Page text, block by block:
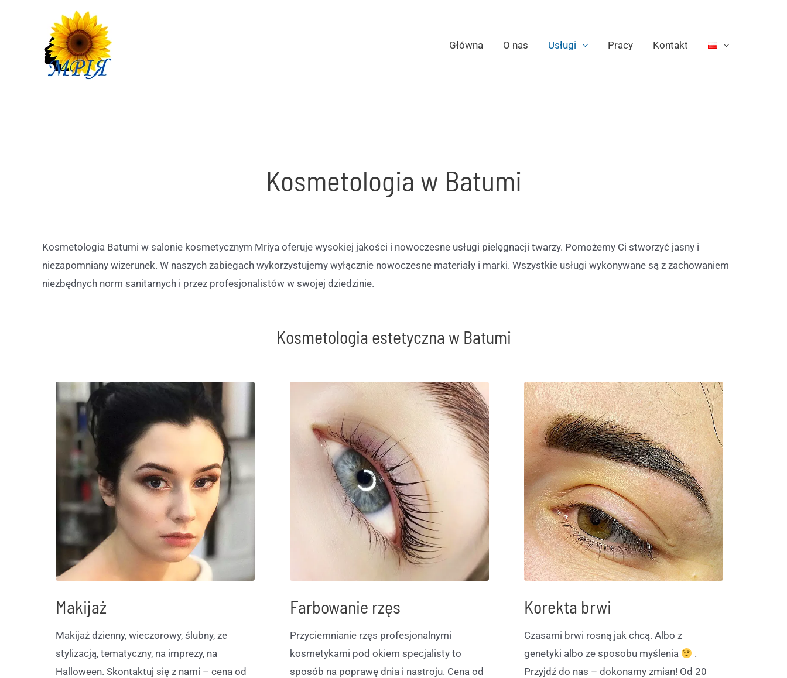
Główna O nas Usługi Pracy Kontakt
Kosmetologia w Batumi
Kosmetologia Batumi w salonie kosmetycznym Mriya oferuje wysokiej jakości i nowoczesne usługi pielęgnacji twarzy. Pomożemy Ci stworzyć jasny i
niezapomniany wizerunek. W naszych zabiegach wykorzystujemy wyłącznie nowoczesne materiały i marki. Wszystkie usługi wykonywane są z zachowaniem
niezbędnych norm sanitarnych i przez profesjonalistów w swojej dziedzinie.
Kosmetologia estetyczna w Batumi
Makijaż
Makijaż dzienny, wieczorowy, ślubny, ze
stylizacją, tematyczny, na imprezy, na
Halloween. Skontaktuj się z nami – cena od
Farbowanie rzęs
Przyciemnianie rzęs profesjonalnymi
kosmetykami pod okiem specjalisty to
sposób na poprawę dnia i nastroju. Cena od
Korekta brwi
Czasami brwi rosną jak chcą. Albo z
genetyki albo ze sposobu myślenia
.
Przyjdź do nas – dokonamy zmian! Od 20